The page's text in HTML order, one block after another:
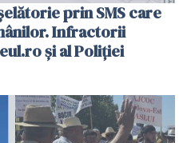
prin SMS care
Infractorii
și al Poliției